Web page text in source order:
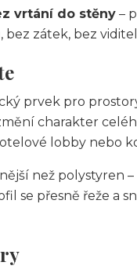
vrtání do stěny –
bez zátek, bez
prvek pro
charakter
lobby nebo
než polystyren
se přesně řeže a